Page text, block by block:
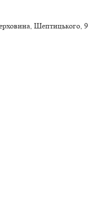
Шептицького, 9